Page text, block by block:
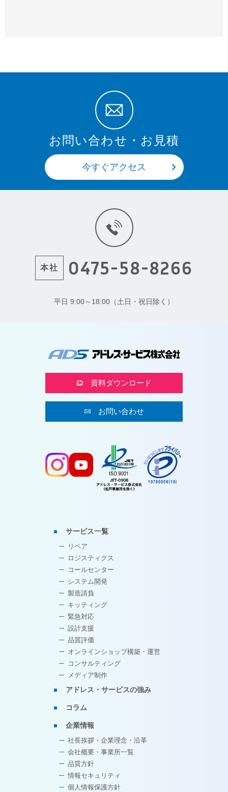
お問い合わせ・お見積
今すぐアクセス
本社 0475-58-8266
平日 9:00～18:00（土日・祝日除く）
資料ダウンロード
お問い合わせ
サービス一覧
リペア
ロジスティクス
コールセンター
システム開発
製造請負
キッティング
緊急対応
設計支援
品質評価
オンラインショップ構築・運営
コンサルティング
メディア制作
アドレス・サービスの強み
コラム
企業情報
社長挨拶・企業理念・沿革
会社概要・事業所一覧
品質方針
情報セキュリティ
個人情報保護方針